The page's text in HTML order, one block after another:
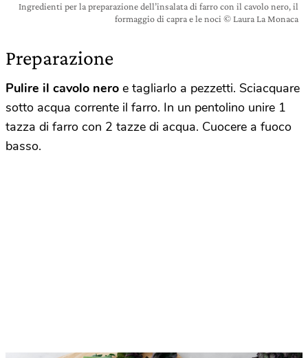
Ingredienti per la preparazione dell’insalata di farro con il cavolo nero, il
formaggio di capra e le noci © Laura La Monaca
Preparazione
Pulire il cavolo nero e tagliarlo a pezzetti. Sciacquare
sotto acqua corrente il farro. In un pentolino unire 1
tazza di farro con 2 tazze di acqua. Cuocere a fuoco
basso.